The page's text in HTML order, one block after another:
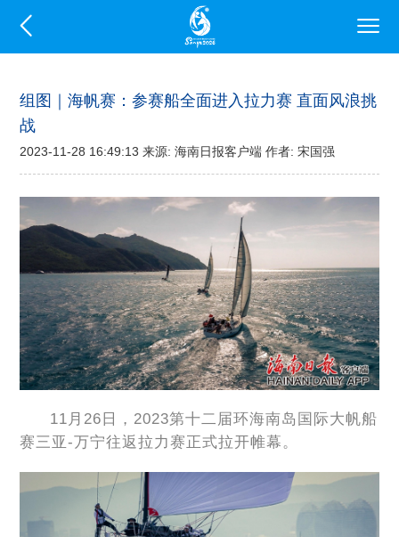
组图｜海帆赛：参赛船全面进入拉力赛 直面风浪挑
战
2023-11-28 16:49:13 来源: 海南日报客户端 作者: 宋国强
11月26日，2023第十二届环海南岛国际大帆船
赛三亚-万宁往返拉力赛正式拉开帷幕。